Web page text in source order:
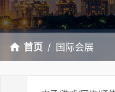
首页 国际会展